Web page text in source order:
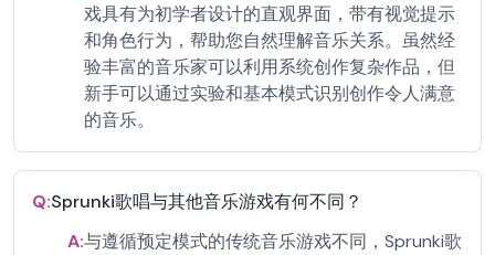
戏具有为初学者设计的直观界面，带有视觉提示
和角色行为，帮助您自然理解音乐关系。虽然经
验丰富的音乐家可以利用系统创作复杂作品，但
新手可以通过实验和基本模式识别创作令人满意
的音乐。
Q:Sprunki歌唱与其他音乐游戏有何不同？
A:与遵循预定模式的传统音乐游戏不同，Sprunki歌